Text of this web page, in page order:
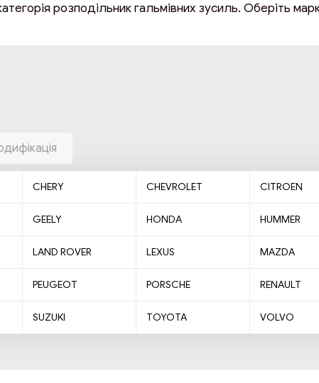
розподільник гальмівних зусиль. Оберіть
CHERY CHEVROLET CITROEN
GEELY HONDA HUMMER
LAND ROVER LEXUS MAZDA
PEUGEOT PORSCHE RENAULT
SUZUKI TOYOTA VOLVO